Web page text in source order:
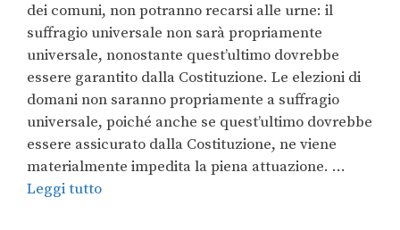
dei comuni, non potranno recarsi alle urne: il
suffragio universale non sarà propriamente
universale, nonostante quest’ultimo dovrebbe
essere garantito dalla Costituzione. Le elezioni di
domani non saranno propriamente a suffragio
universale, poiché anche se quest’ultimo dovrebbe
essere assicurato dalla Costituzione, ne viene
materialmente impedita la piena attuazione. …
Leggi tutto